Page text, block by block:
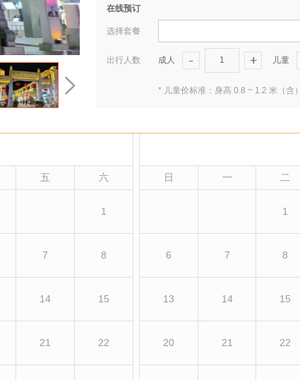
在线预订
选择套餐
出行人数 1
成人 儿童
* 儿童价标准：身高 0.8 ~ 1.2 米（含
五 六
1
7 8
14 15
21 22
日 一 二
1
6 7 8
13 14 15
20 21 22